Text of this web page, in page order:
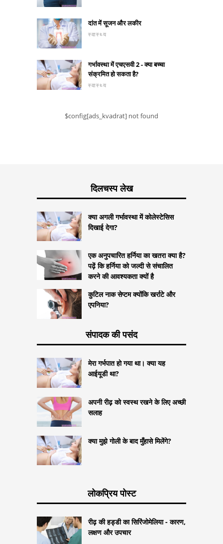
दांत में सूजन और लकीर
स्वास्थ्य
गर्भावस्था में एचएसवी 2 - क्या बच्चा
संक्रमित हो सकता है?
स्वास्थ्य
$config[ads_kvadrat] not found
दिलचस्प लेख
क्या अगली गर्भावस्था में कोलेस्टेसिस
दिखाई देगा?
एक अनुपचारित हर्निया का खतरा क्या है?
पढ़ें कि हर्निया को जल्दी से संचालित
करने की आवश्यकता क्यों है
कुटिल नाक सेप्टम क्योंकि खर्राटे और
एपनिया?
संपादक की पसंद
मेरा गर्भपात हो गया था। क्या यह
आईयूडी था?
अपनी रीढ़ को स्वस्थ रखने के लिए अच्छी
सलाह
क्या मुझे गोली के बाद मुँहासे मिलेंगे?
लोकप्रिय पोस्ट
रीढ़ की हड्डी का सिरिंजोमेलिया - कारण,
लक्षण और उपचार